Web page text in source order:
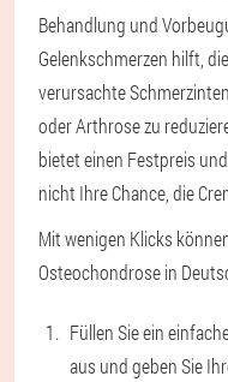
Behandlung und
Gelenkschmerzen hilft,
verursachte
oder Arthrose zu
bietet einen Festpreis
nicht Ihre Chance, die
Mit wenigen Klicks
Osteochondrose in
Füllen Sie ein
aus und geben Sie